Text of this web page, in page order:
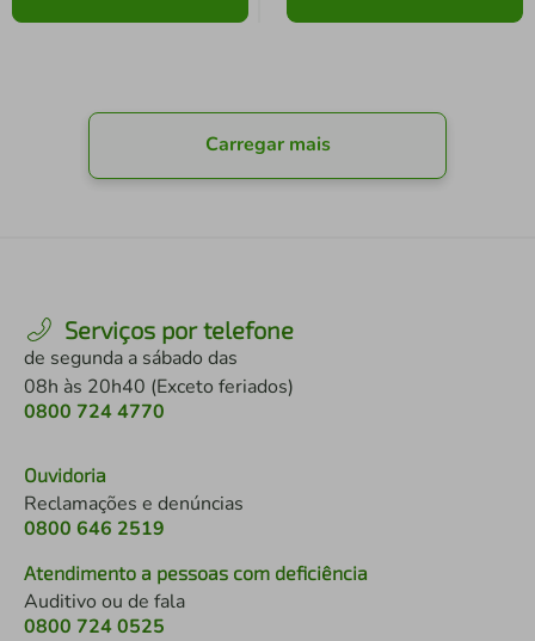
Carregar mais
Serviços por telefone
de segunda a sábado das
08h às 20h40 (Exceto feriados)
0800 724 4770
Ouvidoria
Reclamações e denúncias
0800 646 2519
Atendimento a pessoas com deficiência
Auditivo ou de fala
0800 724 0525